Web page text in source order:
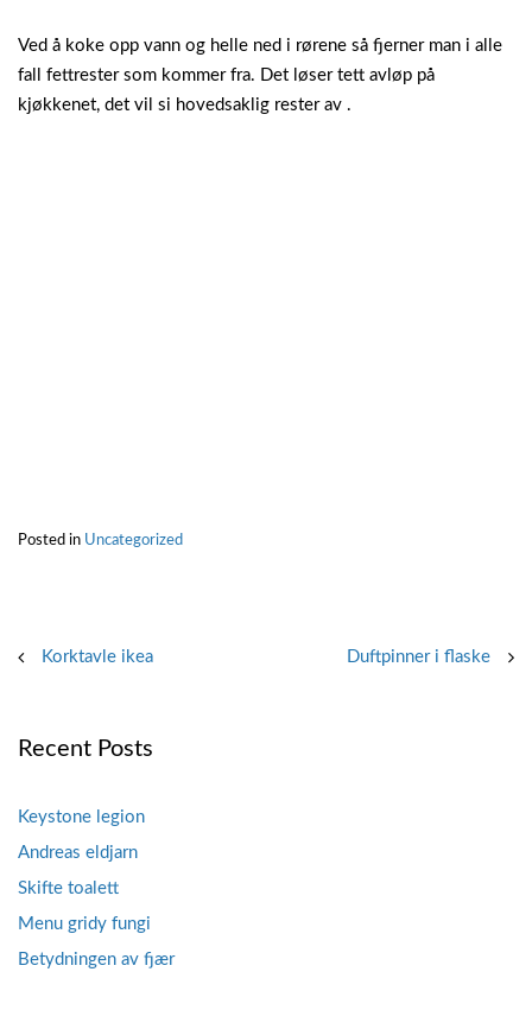
Ved å koke opp vann og helle ned i rørene så fjerner man i alle
fall fettrester som kommer fra. Det løser tett avløp på
kjøkkenet, det vil si hovedsaklig rester av .
Posted in Uncategorized
PostKorktavle ikea Duftpinner i flaske
Recent Posts
Keystone legion
Andreas eldjarn
Skifte toalett
Menu gridy fungi
Betydningen av fjær